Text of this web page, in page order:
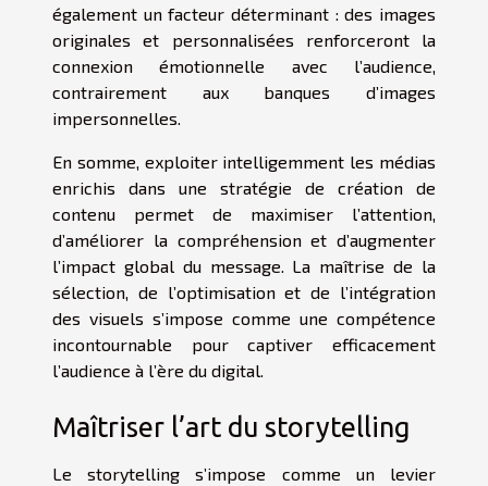
également un facteur déterminant : des images
originales et personnalisées renforceront la
connexion émotionnelle avec l’audience,
contrairement aux banques d’images
impersonnelles.
En somme, exploiter intelligemment les médias
enrichis dans une stratégie de création de
contenu permet de maximiser l’attention,
d’améliorer la compréhension et d’augmenter
l’impact global du message. La maîtrise de la
sélection, de l’optimisation et de l’intégration
des visuels s’impose comme une compétence
incontournable pour captiver efficacement
l’audience à l’ère du digital.
Maîtriser l’art du storytelling
Le storytelling s’impose comme un levier